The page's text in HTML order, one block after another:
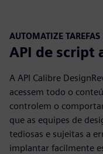
AUTOMATIZE TAREFAS
API de script
A API Calibre
acessem todo o
controlem o
que as equipes de
tediosas e sujeitas a
implantar facilmente